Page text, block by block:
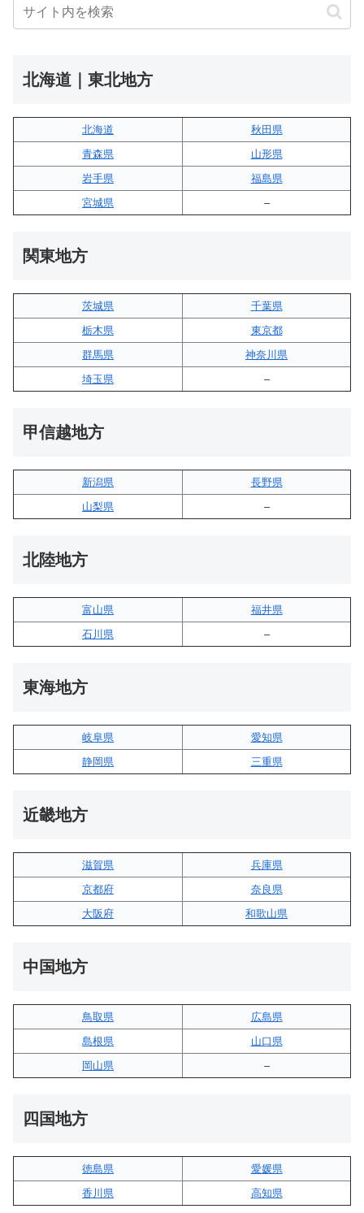
北海道｜東北地方
北海道
秋田県
青森県
山形県
岩手県
福島県
宮城県
–
関東地方
茨城県
千葉県
栃木県
東京都
群馬県
神奈川県
埼玉県
–
甲信越地方
新潟県
長野県
山梨県
–
北陸地方
富山県
福井県
石川県
–
東海地方
岐阜県
愛知県
静岡県
三重県
近畿地方
滋賀県
兵庫県
京都府
奈良県
大阪府
和歌山県
中国地方
鳥取県
広島県
島根県
山口県
岡山県
–
四国地方
徳島県
愛媛県
香川県
高知県